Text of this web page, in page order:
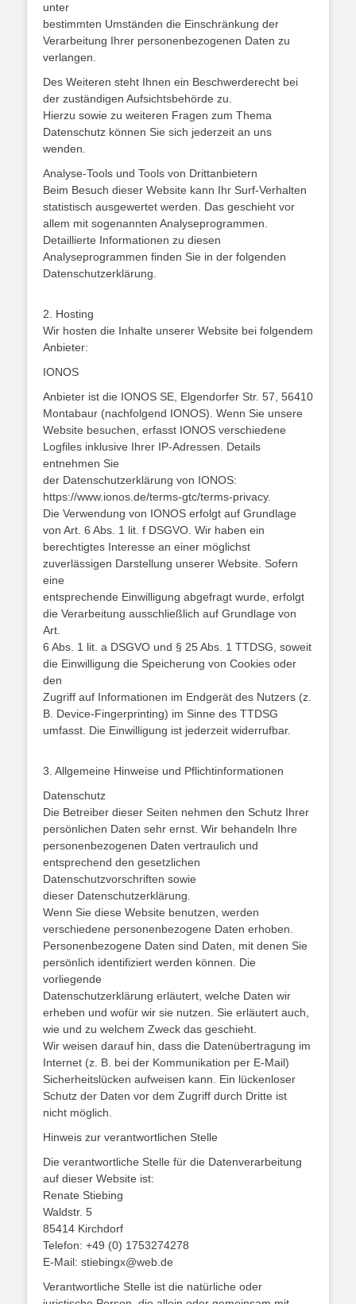
unter
bestimmten Umständen die Einschränkung der
Verarbeitung Ihrer personenbezogenen Daten zu
verlangen.
Des Weiteren steht Ihnen ein Beschwerderecht bei
der zuständigen Aufsichtsbehörde zu.
Hierzu sowie zu weiteren Fragen zum Thema
Datenschutz können Sie sich jederzeit an uns
wenden.
Analyse-Tools und Tools von Drittanbietern
Beim Besuch dieser Website kann Ihr Surf-Verhalten
statistisch ausgewertet werden. Das geschieht vor
allem mit sogenannten Analyseprogrammen.
Detaillierte Informationen zu diesen
Analyseprogrammen finden Sie in der folgenden
Datenschutzerklärung.
2. Hosting
Wir hosten die Inhalte unserer Website bei folgendem
Anbieter:
IONOS
Anbieter ist die IONOS SE, Elgendorfer Str. 57, 56410
Montabaur (nachfolgend IONOS). Wenn Sie unsere
Website besuchen, erfasst IONOS verschiedene
Logfiles inklusive Ihrer IP-Adressen. Details
entnehmen Sie
der Datenschutzerklärung von IONOS:
https://www.ionos.de/terms-gtc/terms-privacy.
Die Verwendung von IONOS erfolgt auf Grundlage
von Art. 6 Abs. 1 lit. f DSGVO. Wir haben ein
berechtigtes Interesse an einer möglichst
zuverlässigen Darstellung unserer Website. Sofern
eine
entsprechende Einwilligung abgefragt wurde, erfolgt
die Verarbeitung ausschließlich auf Grundlage von
Art.
6 Abs. 1 lit. a DSGVO und § 25 Abs. 1 TTDSG, soweit
die Einwilligung die Speicherung von Cookies oder
den
Zugriff auf Informationen im Endgerät des Nutzers (z.
B. Device-Fingerprinting) im Sinne des TTDSG
umfasst. Die Einwilligung ist jederzeit widerrufbar.
3. Allgemeine Hinweise und Pflichtinformationen
Datenschutz
Die Betreiber dieser Seiten nehmen den Schutz Ihrer
persönlichen Daten sehr ernst. Wir behandeln Ihre
personenbezogenen Daten vertraulich und
entsprechend den gesetzlichen
Datenschutzvorschriften sowie
dieser Datenschutzerklärung.
Wenn Sie diese Website benutzen, werden
verschiedene personenbezogene Daten erhoben.
Personenbezogene Daten sind Daten, mit denen Sie
persönlich identifiziert werden können. Die
vorliegende
Datenschutzerklärung erläutert, welche Daten wir
erheben und wofür wir sie nutzen. Sie erläutert auch,
wie und zu welchem Zweck das geschieht.
Wir weisen darauf hin, dass die Datenübertragung im
Internet (z. B. bei der Kommunikation per E-Mail)
Sicherheitslücken aufweisen kann. Ein lückenloser
Schutz der Daten vor dem Zugriff durch Dritte ist
nicht möglich.
Hinweis zur verantwortlichen Stelle
Die verantwortliche Stelle für die Datenverarbeitung
auf dieser Website ist:
Renate Stiebing
Waldstr. 5
85414 Kirchdorf
Telefon: +49 (0) 1753274278
E-Mail: stiebingx@web.de
Verantwortliche Stelle ist die natürliche oder